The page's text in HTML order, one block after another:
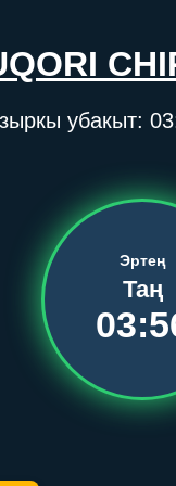
убакыт:
Эртең
Таң